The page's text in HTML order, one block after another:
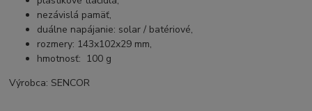
nezávislá pamäť,
duálne napájanie: solar / batériové,
rozmery: 143x102x29 mm,
hmotnosť: 100 g
Výrobca: SENCOR